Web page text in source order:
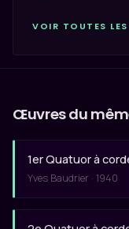
VOIR TOUTES
Œuvres du
1er Quatuor à
Yves Baudrier · 1940